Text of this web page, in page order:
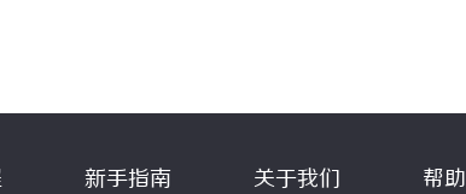
新手指南 关于我们 帮